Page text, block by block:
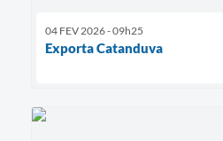
04 FEV 2026 - 09h25
Exporta Catanduva